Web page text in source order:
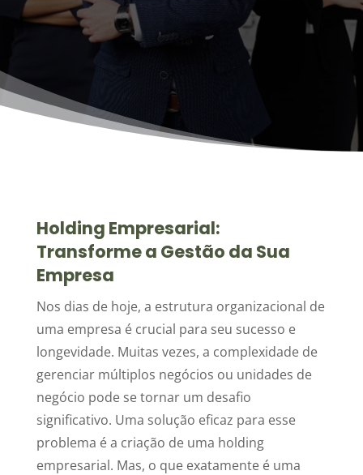
Holding Empresarial:
Transforme a Gestão da Sua
Empresa
Nos dias de hoje, a estrutura organizacional de
uma empresa é crucial para seu sucesso e
longevidade. Muitas vezes, a complexidade de
gerenciar múltiplos negócios ou unidades de
negócio pode se tornar um desafio
significativo. Uma solução eficaz para esse
problema é a criação de uma holding
empresarial. Mas, o que exatamente é uma